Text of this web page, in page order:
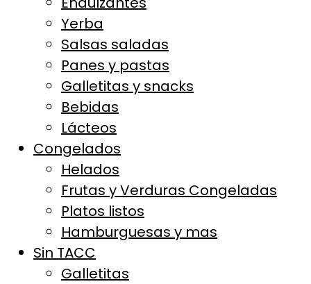
Yerba
Salsas saladas
Panes y pastas
Galletitas y snacks
Bebidas
Lácteos
Congelados
Helados
Frutas y Verduras Congeladas
Platos listos
Hamburguesas y mas
Sin TACC
Galletitas